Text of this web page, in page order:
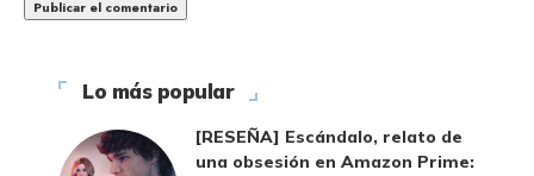
Lo más popular
[RESEÑA] Escándalo, relato de
una obsesión en Amazon Prime: